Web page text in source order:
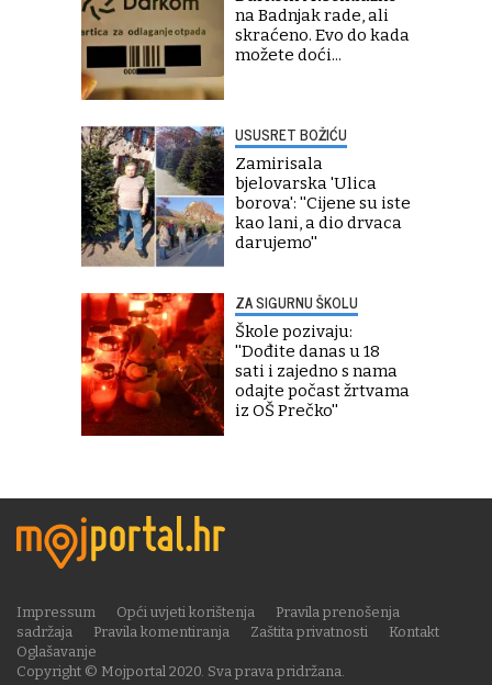
na Badnjak rade, ali
skraćeno. Evo do kada
možete doći...
USUSRET BOŽIĆU
Zamirisala
bjelovarska 'Ulica
borova': ''Cijene su iste
kao lani, a dio drvaca
darujemo''
ZA SIGURNU ŠKOLU
Škole pozivaju:
''Dođite danas u 18
sati i zajedno s nama
odajte počast žrtvama
iz OŠ Prečko''
Copyright © Mojportal 2020. Sva prava pridržana.
Impressum Opći uvjeti korištenja
Pravila prenošenja
sadržaja
Pravila komentiranja Zaštita privatnosti
Kontakt
Oglašavanje